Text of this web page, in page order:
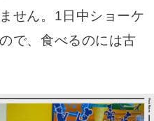
せん。1日中ショーケ
で、食べるのには古